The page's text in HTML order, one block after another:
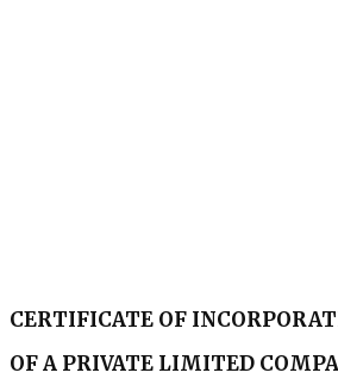
CERTIFICATE OF
OF A PRIVATE LIMITED